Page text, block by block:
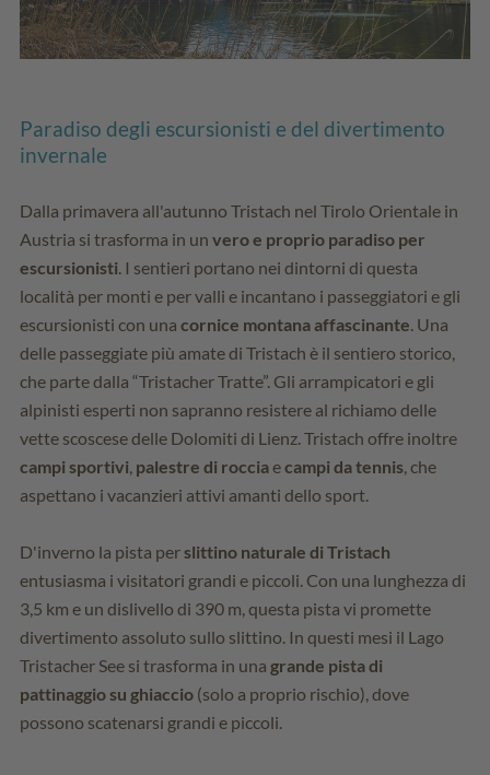
Paradiso degli escursionisti e del divertimento
invernale
Dalla primavera all'autunno Tristach nel Tirolo Orientale in
Austria si trasforma in un vero e proprio paradiso per
escursionisti. I sentieri portano nei dintorni di questa
località per monti e per valli e incantano i passeggiatori e gli
escursionisti con una cornice montana affascinante. Una
delle passeggiate più amate di Tristach è il sentiero storico,
che parte dalla “Tristacher Tratte”. Gli arrampicatori e gli
alpinisti esperti non sapranno resistere al richiamo delle
vette scoscese delle Dolomiti di Lienz. Tristach offre inoltre
campi sportivi, palestre di rocciaecampi da tennis, che
aspettano i vacanzieri attivi amanti dello sport.
D'inverno la pista perslittino naturale di Tristach
entusiasma i visitatori grandi e piccoli. Con una lunghezza di
3,5 km e un dislivello di 390 m, questa pista vi promette
divertimento assoluto sullo slittino. In questi mesi il Lago
Tristacher See si trasforma in una grande pista di
pattinaggio su ghiaccio (solo a proprio rischio), dove
possono scatenarsi grandi e piccoli.